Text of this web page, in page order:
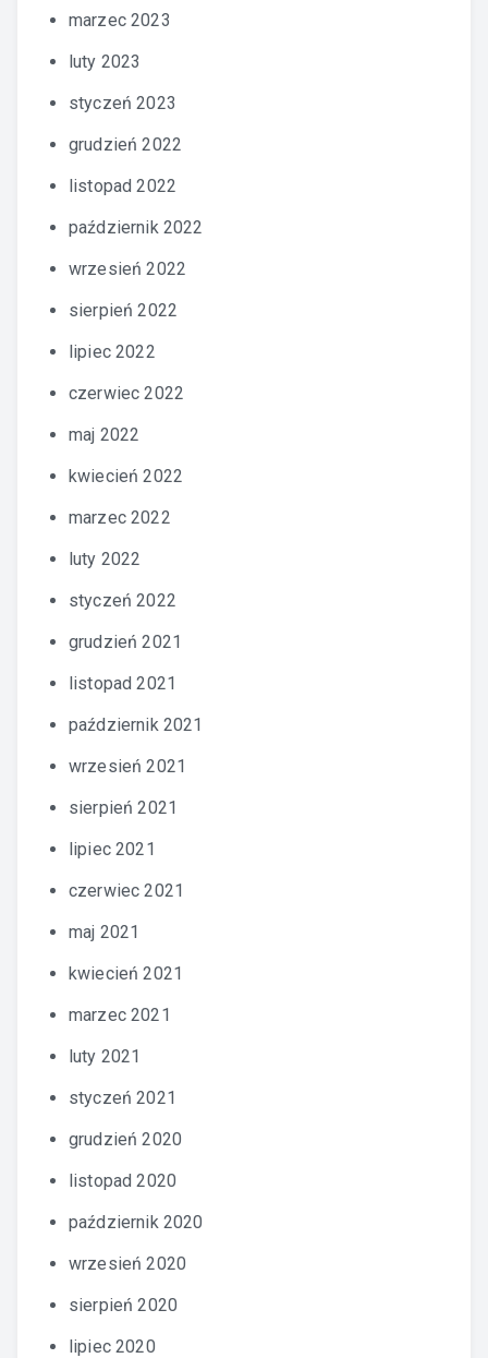
marzec 2023
luty 2023
styczeń 2023
grudzień 2022
listopad 2022
październik 2022
wrzesień 2022
sierpień 2022
lipiec 2022
czerwiec 2022
maj 2022
kwiecień 2022
marzec 2022
luty 2022
styczeń 2022
grudzień 2021
listopad 2021
październik 2021
wrzesień 2021
sierpień 2021
lipiec 2021
czerwiec 2021
maj 2021
kwiecień 2021
marzec 2021
luty 2021
styczeń 2021
grudzień 2020
listopad 2020
październik 2020
wrzesień 2020
sierpień 2020
lipiec 2020